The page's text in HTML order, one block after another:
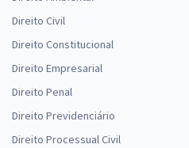
Direito Civil
Direito Constitucional
Direito Empresarial
Direito Penal
Direito Previdenciário
Direito Processual Civil